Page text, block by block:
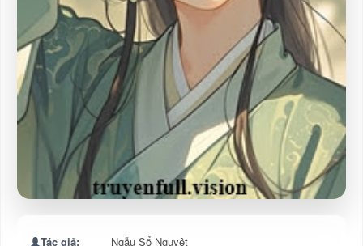
Tác giả: Ngẫu Sổ Nguyệt